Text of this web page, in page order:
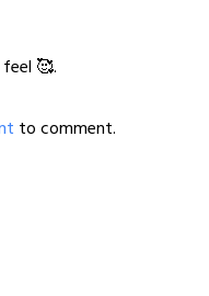
🥰.
to comment.